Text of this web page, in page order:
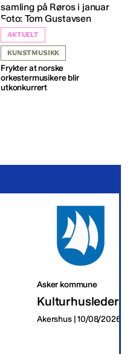
AKTUELT
KUNSTMUSIKK
Frykter at norske
orkestermusikere blir
utkonkurrert
Asker kommune
Kulturhusleder
Akershus | 10/08/2026